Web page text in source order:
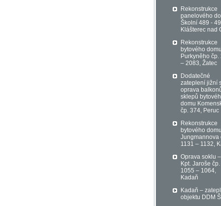
Rekonstrukce
panelového
Školní 489 -
Klášterec nad
Rekonstrukce
bytového
Purkyněho čp.
– 2083, Žatec
Dodatečné
zateplení jižní
oprava
sklepů
domu
čp. 374, Peruc
Rekonstrukce
bytového
Jungmannova
1131 – 1132,
Oprava soklu
Kpt. Jaroše čp.
1055 – 1064,
Kadaň
Kadaň –
objektu DDM